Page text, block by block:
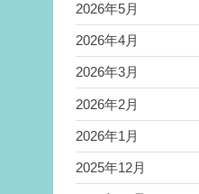
2026年5月
2026年4月
2026年3月
2026年2月
2026年1月
2025年12月